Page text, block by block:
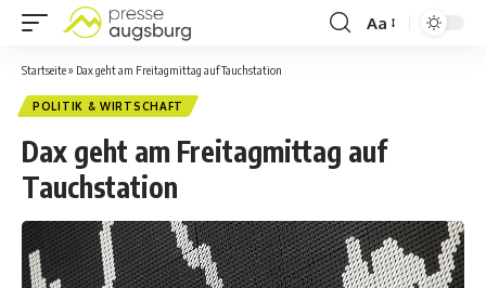
Aa
Startseite» Dax geht am Freitagmittag auf Tauchstation
POLITIK & WIRTSCHAFT
Dax geht am Freitagmittag auf
Tauchstation